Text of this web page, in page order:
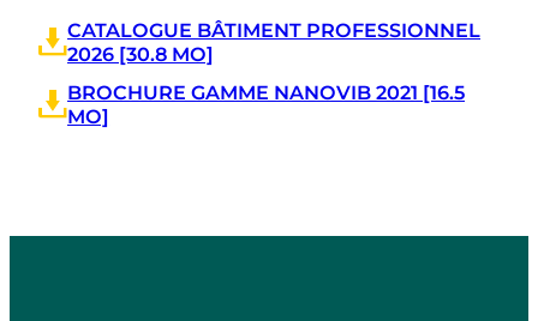
CATALOGUE BÂTIMENT PROFESSIONNEL
2026 [30.8 MO]
BROCHURE GAMME NANOVIB 2021 [16.5
MO]